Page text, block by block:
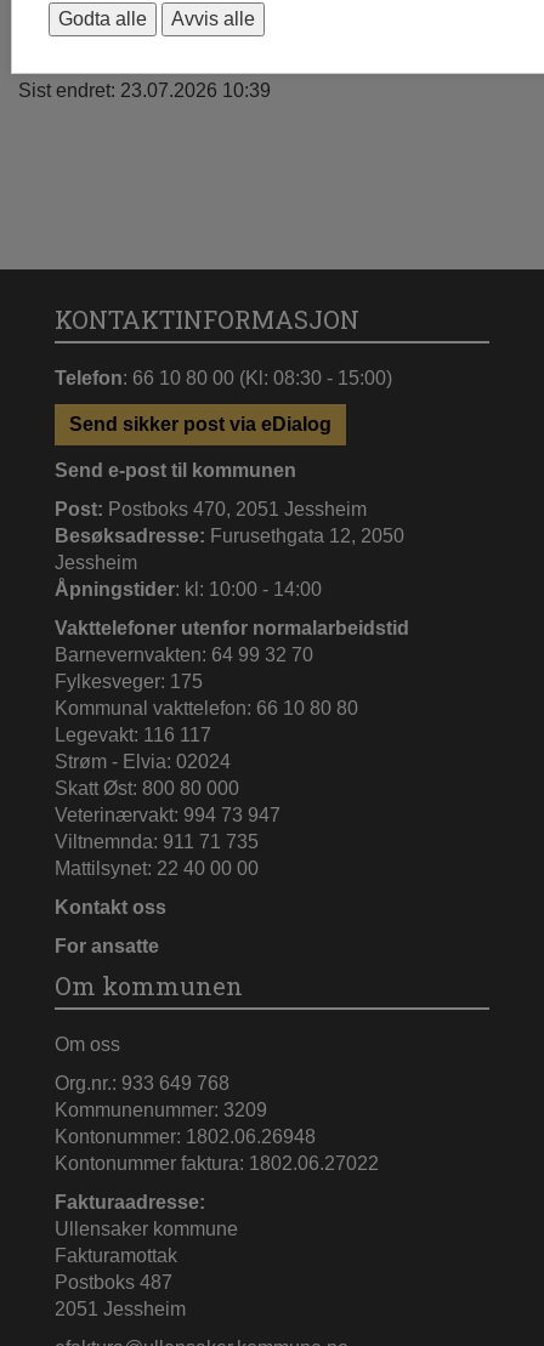
Sist endret: 23.07.2026 10:39
KONTAKTINFORMASJON
Telefon: 66 10 80 00 (Kl: 08:30 - 15:00)
Send sikker post via eDialog
Send e-post til kommunen
Post: Postboks 470, 2051 Jessheim
Besøksadresse: Furusethgata 12, 2050
Jessheim
Åpningstider: kl: 10:00 - 14:00
Vakttelefoner utenfor normalarbeidstid
Barnevernvakten: 64 99 32 70
Fylkesveger: 175
Kommunal vakttelefon: 66 10 80 80
Legevakt: 116 117
Strøm - Elvia: 02024
Skatt Øst: 800 80 000
Veterinærvakt: 994 73 947
Viltnemnda: 911 71 735
Mattilsynet: 22 40 00 00
Kontakt oss
For ansatte
Om kommunen
Om oss
Org.nr.: 933 649 768
Kommunenummer: 3209
Kontonummer: 1802.06.26948
Kontonummer faktura: 1802.06.27022
Fakturaadresse:
Ullensaker kommune
Fakturamottak
Postboks 487
2051 Jessheim
Godta alle Avvis alle